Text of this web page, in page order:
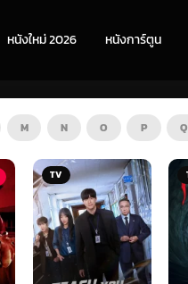
หนังใหม่ 2026 หนังการ์ตูน
M N O P Q
TV